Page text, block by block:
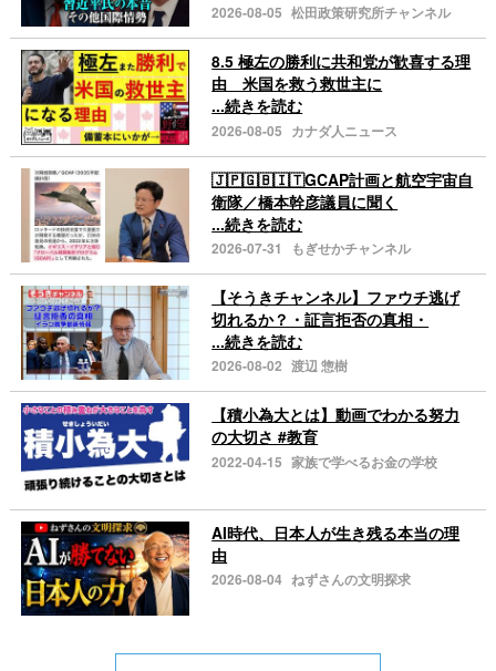
2026-08-05 松田政策研究所チャンネル
8.5 極左の勝利に共和党が歓喜する理
由 米国を救う救世主に
...続きを読む
2026-08-05 カナダ人ニュース
🇯🇵🇬🇧🇮🇹GCAP計画と航空宇宙自
衛隊／橋本幹彦議員に聞く
...続きを読む
2026-07-31 もぎせかチャンネル
【そうきチャンネル】ファウチ逃げ
切れるか？・証言拒否の真相・
...続きを読む
2026-08-02 渡辺 惣樹
【積小為大とは】動画でわかる努力
の大切さ #教育
2022-04-15 家族で学べるお金の学校
AI時代、日本人が生き残る本当の理
由
2026-08-04 ねずさんの文明探求